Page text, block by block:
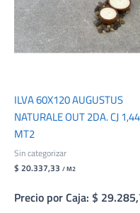
ILVA 60X120 AUGUSTUS
NATURALE OUT 2DA. CJ 1,44
MT2
Sin categorizar
$ 20.337,33 / M2
Precio por Caja: $